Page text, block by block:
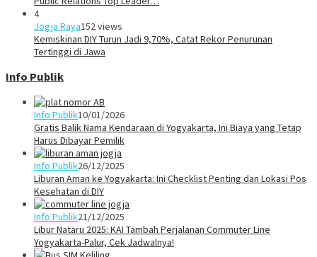
4
Jogja Raya152 views
Kemiskinan DIY Turun Jadi 9,70%, Catat Rekor Penurunan
Tertinggi di Jawa
Info Publik
Info Publik10/01/2026
Gratis Balik Nama Kendaraan di Yogyakarta, Ini Biaya yang Tetap
Harus Dibayar Pemilik
Info Publik26/12/2025
Liburan Aman ke Yogyakarta: Ini Checklist Penting dan Lokasi Pos
Kesehatan di DIY
Info Publik21/12/2025
Libur Nataru 2025: KAI Tambah Perjalanan Commuter Line
Yogyakarta-Palur, Cek Jadwalnya!